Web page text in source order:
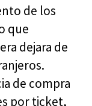
de los
que
dejara de
de compra
por ticket,